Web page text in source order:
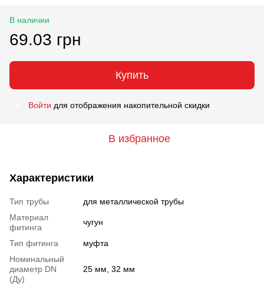
В наличии
69.03 грн
Купить
Войти для отображения накопительной скидки
В избранное
Характеристики
Тип трубы
для металлической трубы
Материал
фитинга
чугун
Тип фитинга
муфта
Номинальный
диаметр DN
(Ду)
25 мм, 32 мм